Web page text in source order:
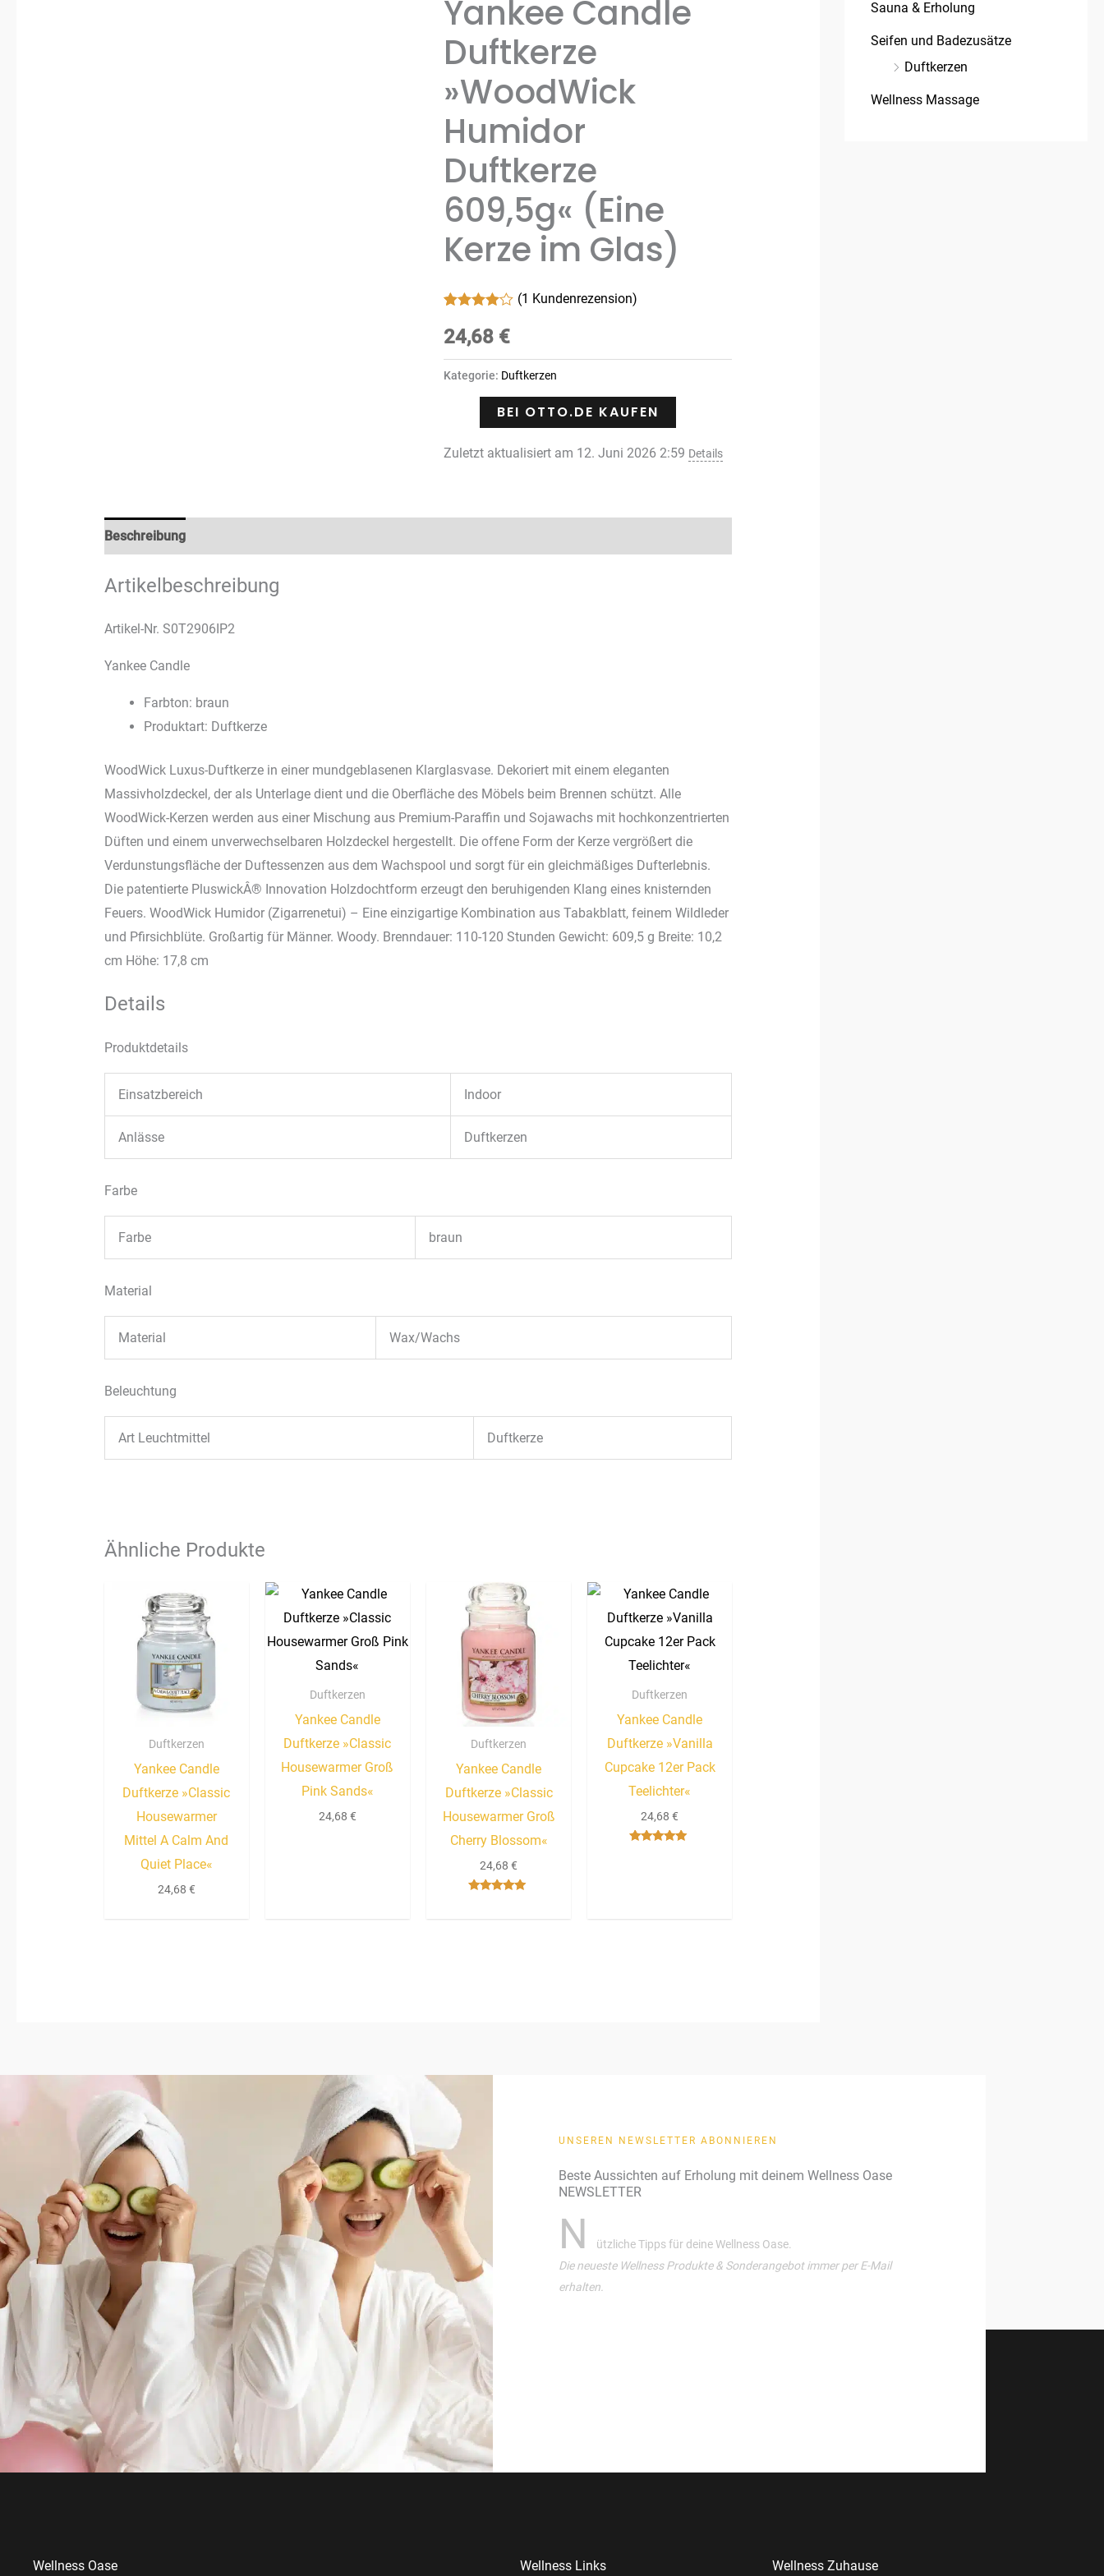
Yankee Candle
Duftkerze
»WoodWick
Humidor
Duftkerze
609,5g« (Eine
Kerze im Glas)
mit4.00
von 5,
basierend
auf
Kundenbewertung
(1 Kundenrezension)
24,68 €
Kategorie: Duftkerzen
BEI OTTO.DE KAUFEN
Zuletzt aktualisiert am 12. Juni 2026 2:59 Details
Beschreibung
Artikelbeschreibung
Artikel-Nr. S0T2906IP2
Yankee Candle
Farbton: braun
Produktart: Duftkerze
WoodWick Luxus-Duftkerze in einer mundgeblasenen Klarglasvase. Dekoriert mit einem eleganten
Massivholzdeckel, der als Unterlage dient und die Oberfläche des Möbels beim Brennen schützt. Alle
WoodWick-Kerzen werden aus einer Mischung aus Premium-Paraffin und Sojawachs mit hochkonzentrierten
Düften und einem unverwechselbaren Holzdeckel hergestellt. Die offene Form der Kerze vergrößert die
Verdunstungsfläche der Duftessenzen aus dem Wachspool und sorgt für ein gleichmäßiges Dufterlebnis.
Die patentierte PluswickÂ® Innovation Holzdochtform erzeugt den beruhigenden Klang eines knisternden
Feuers. WoodWick Humidor (Zigarrenetui) – Eine einzigartige Kombination aus Tabakblatt, feinem Wildleder
und Pfirsichblüte. Großartig für Männer. Woody. Brenndauer: 110-120 Stunden Gewicht: 609,5 g Breite: 10,2
cm Höhe: 17,8 cm
Details
Produktdetails
Einsatzbereich Indoor
Anlässe Duftkerzen
Farbe
Farbe braun
Material
Material Wax/Wachs
Beleuchtung
Art Leuchtmittel Duftkerze
Ähnliche Produkte
Duftkerzen
Yankee Candle
Duftkerze »Classic
Housewarmer
Mittel A Calm And
Quiet Place«
24,68 €
Duftkerzen
Yankee Candle
Duftkerze »Classic
Housewarmer Groß
Pink Sands«
24,68 €
Duftkerzen
Yankee Candle
Duftkerze »Classic
Housewarmer Groß
Cherry Blossom«
24,68€
Duftkerzen
Yankee Candle
Duftkerze »Vanilla
Cupcake 12er Pack
Teelichter«
24,68€
Sauna & Erholung
Seifen und Badezusätze
Duftkerzen
Wellness Massage
UNSEREN NEWSLETTER ABONNIEREN
Beste Aussichten auf Erholung mit deinem Wellness Oase
NEWSLETTER
N
ützliche Tipps für deine Wellness Oase.
Die neueste Wellness Produkte & Sonderangebot immer per E-Mail
erhalten.
Wellness Oase Wellness Links Wellness Zuhause